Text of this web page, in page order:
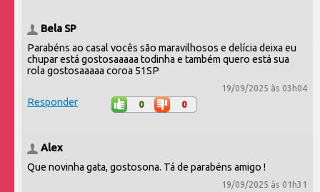
Bela SP
Parabéns ao casal vocês são maravilhosos e delícia deixa eu
chupar está gostosaaaaa todinha e também quero está sua
rola gostosaaaaa coroa 51SP
19/09/2025 às 03h04
Responder 0 0
Alex
Que novinha gata, gostosona. Tá de parabéns amigo !
19/09/2025 às 01h31